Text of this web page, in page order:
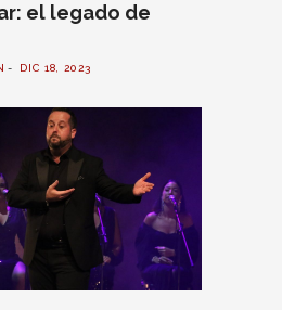
el legado de
DIC 18, 2023